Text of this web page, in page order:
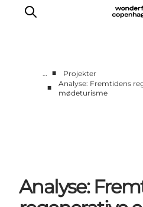
… ■
Projekter
■
Analyse: Fremtidens
mødeturisme
Analyse: